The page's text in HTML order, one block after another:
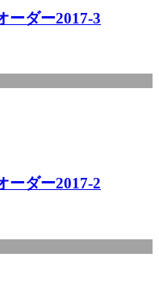
ーダー2017-3
ーダー2017-2